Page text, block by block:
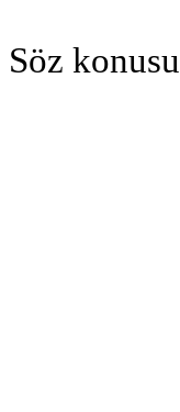
Söz